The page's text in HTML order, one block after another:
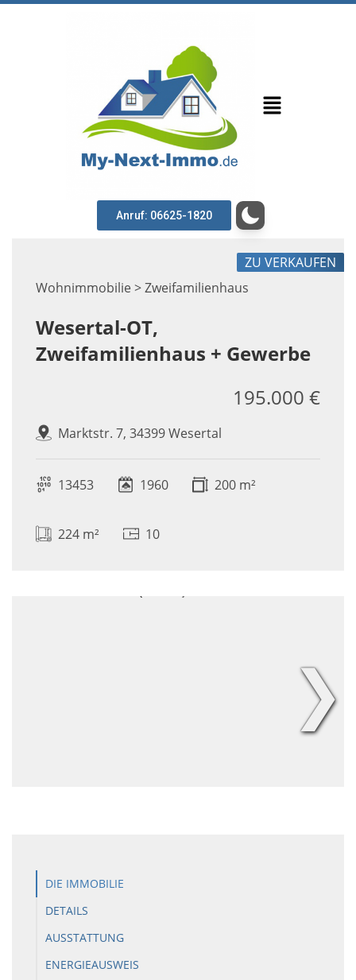
Anruf: 06625-1820
Wohnimmobilie > Zweifamilienhaus
ZU VERKAUFEN
Wesertal-OT,
Zweifamilienhaus + Gewerbe
Marktstr. 7, 34399 Wesertal
195.000 €
13453 1960 200 m²
224 m² 10
❯
DIE IMMOBILIE
DETAILS
AUSSTATTUNG
ENERGIEAUSWEIS